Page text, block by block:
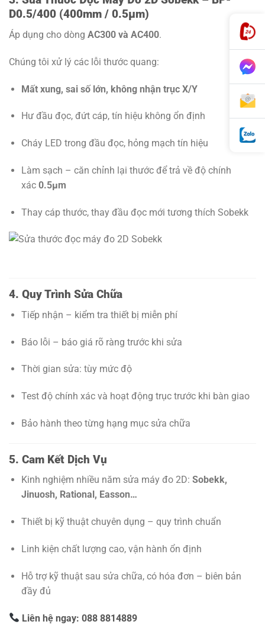
D0.5/400 (400mm / 0.5µm)
Áp dụng cho dòng AC300 và AC400.
Chúng tôi xử lý các lỗi thước quang:
Mất xung, sai số lớn, không nhận trục X/Y
Hư đầu đọc, đứt cáp, tín hiệu không ổn định
Cháy LED trong đầu đọc, hỏng mạch tín hiệu
Làm sạch – căn chỉnh lại thước để trả về độ chính
xác 0.5µm
Thay cáp thước, thay đầu đọc mới tương thích Sobekk
4. Quy Trình Sửa Chữa
Tiếp nhận – kiểm tra thiết bị miễn phí
Báo lỗi – báo giá rõ ràng trước khi sửa
Thời gian sửa: tùy mức độ
Test độ chính xác và hoạt động trục trước khi bàn giao
Bảo hành theo từng hạng mục sửa chữa
5. Cam Kết Dịch Vụ
Kinh nghiệm nhiều năm sửa máy đo 2D: Sobekk,
Jinuosh, Rational, Easson…
Thiết bị kỹ thuật chuyên dụng – quy trình chuẩn
Linh kiện chất lượng cao, vận hành ổn định
Hỗ trợ kỹ thuật sau sửa chữa, có hóa đơn – biên bản
đầy đủ
Liên hệ ngay: 088 8814889